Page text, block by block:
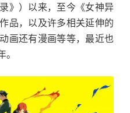
》）以来，至今《女神异
品，以及许多相关延伸的
画还有漫画等等，最近也
。